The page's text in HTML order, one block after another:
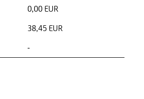
0,00 EUR
38,45 EUR
-